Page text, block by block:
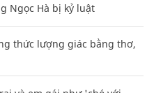
Ngọc Hà bị kỷ luật
thức lượng giác bằng thơ,